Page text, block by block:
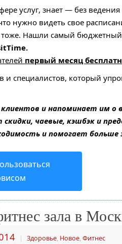
услуг, знает — без
нужно видеть свое
тоже. Нашли самый
первый месяц
и специалистов, который
и напоминает им о
скидки, чаевые, кэшбэк и
и помогает
зала в
| Здоровье, Новое, Фитнес